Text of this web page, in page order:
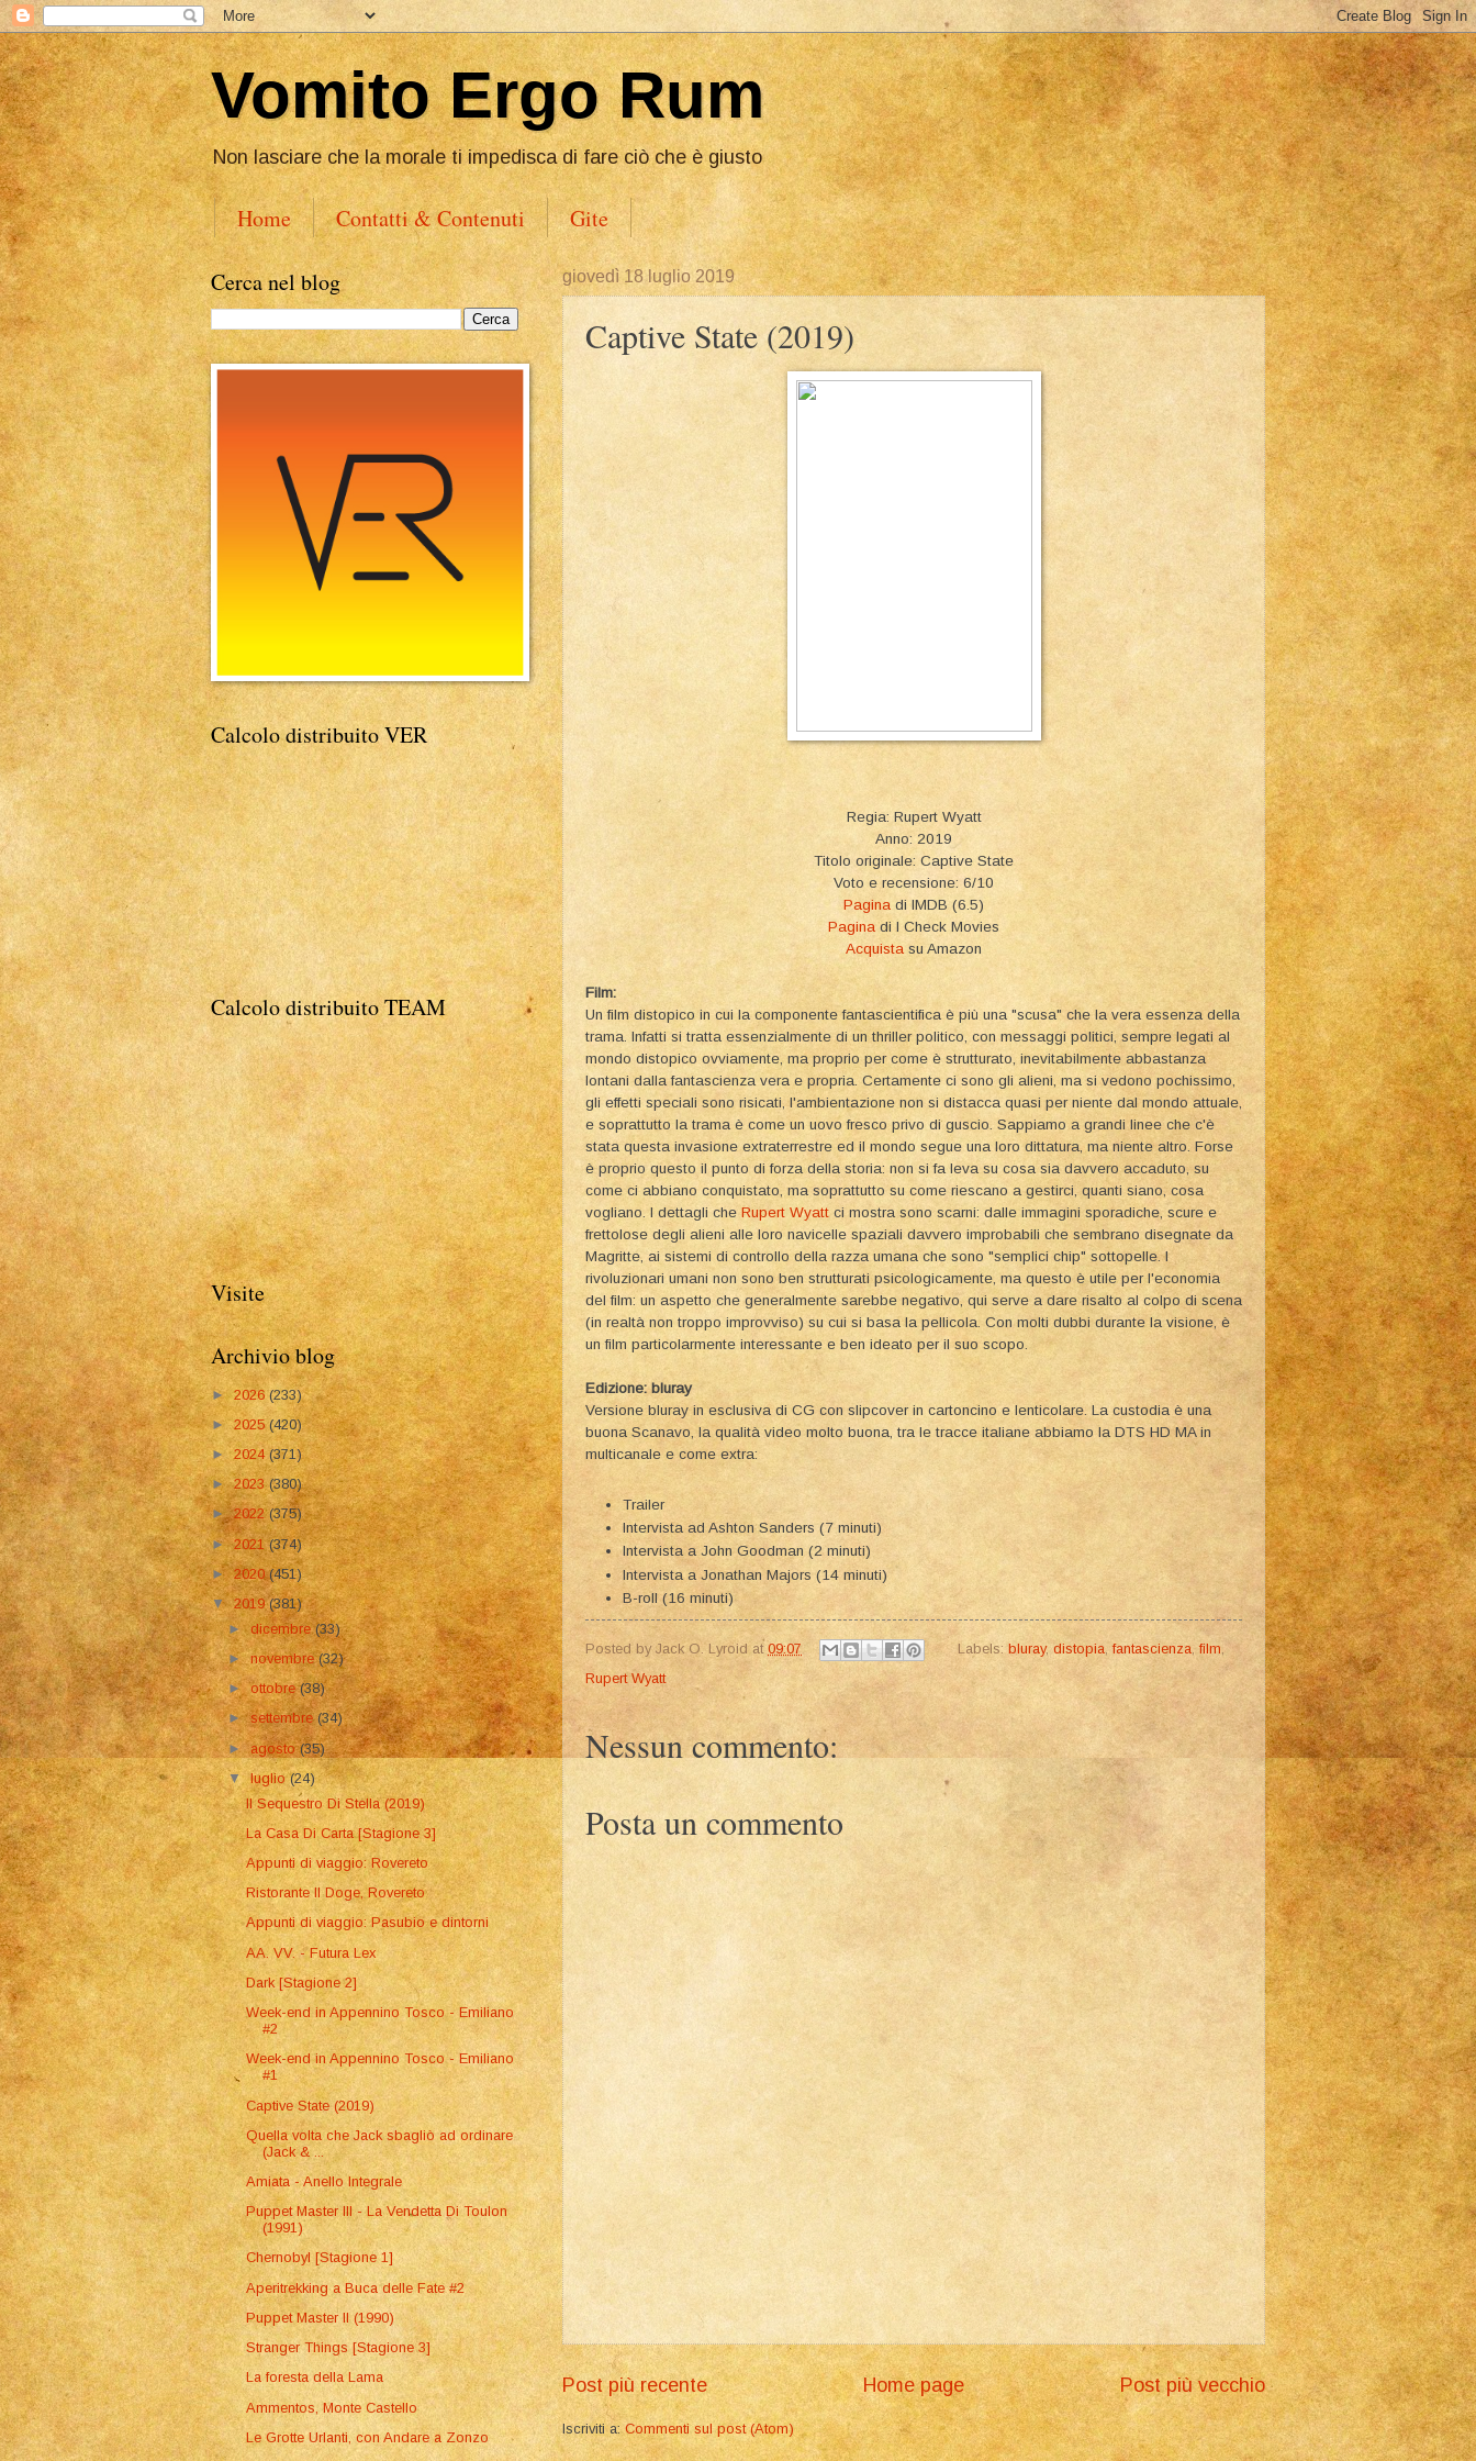
Vomito Ergo Rum
Non lasciare che la morale ti impedisca di fare ciò che è giusto
Home Contatti & Contenuti Gite
giovedì 18 luglio 2019
Captive State (2019)
Regia: Rupert Wyatt
Anno: 2019
Titolo originale: Captive State
Voto e recensione: 6/10
Pagina di IMDB (6.5)
Pagina di I Check Movies
Acquista su Amazon
Film:
Un film distopico in cui la componente fantascientifica è più una "scusa" che la vera essenza della
trama. Infatti si tratta essenzialmente di un thriller politico, con messaggi politici, sempre legati al
mondo distopico ovviamente, ma proprio per come è strutturato, inevitabilmente abbastanza
lontani dalla fantascienza vera e propria. Certamente ci sono gli alieni, ma si vedono pochissimo,
gli effetti speciali sono risicati, l'ambientazione non si distacca quasi per niente dal mondo attuale,
e soprattutto la trama è come un uovo fresco privo di guscio. Sappiamo a grandi linee che c'è
stata questa invasione extraterrestre ed il mondo segue una loro dittatura, ma niente altro. Forse
è proprio questo il punto di forza della storia: non si fa leva su cosa sia davvero accaduto, su
come ci abbiano conquistato, ma soprattutto su come riescano a gestirci, quanti siano, cosa
vogliano. I dettagli che Rupert Wyatt ci mostra sono scarni: dalle immagini sporadiche, scure e
frettolose degli alieni alle loro navicelle spaziali davvero improbabili che sembrano disegnate da
Magritte, ai sistemi di controllo della razza umana che sono "semplici chip" sottopelle. I
rivoluzionari umani non sono ben strutturati psicologicamente, ma questo è utile per l'economia
del film: un aspetto che generalmente sarebbe negativo, qui serve a dare risalto al colpo di scena
(in realtà non troppo improvviso) su cui si basa la pellicola. Con molti dubbi durante la visione, è
un film particolarmente interessante e ben ideato per il suo scopo.
Edizione: bluray
Versione bluray in esclusiva di CG con slipcover in cartoncino e lenticolare. La custodia è una
buona Scanavo, la qualità video molto buona, tra le tracce italiane abbiamo la DTS HD MA in
multicanale e come extra:
Trailer
Intervista ad Ashton Sanders (7 minuti)
Intervista a John Goodman (2 minuti)
Intervista a Jonathan Majors (14 minuti)
B-roll (16 minuti)
Posted by Jack O. Lyroid at 09:07 Labels: bluray,distopia ,fantascienza ,film
Rupert Wyatt
Nessun commento:
Posta un commento
Post più recente Post più vecchio
Home page
Iscriviti a:Commenti sul post (Atom)
Cerca nel blog
Calcolo distribuito VER
Calcolo distribuito TEAM
Visite
Archivio blog
► 2026(233)
►2025(420)
►2024 (371)
►2023(380)
►2022 (375)
►2021(374)
►2020(451)
▼2019(381)
►dicembre(33)
►novembre(32)
►ottobre(38)
►settembre(34)
►agosto(35)
▼luglio(24)
Il Sequestro Di Stella (2019)
La Casa Di Carta [Stagione 3]
Appunti di viaggio: Rovereto
Ristorante Il Doge, Rovereto
Appunti di viaggio: Pasubio e dintorni
AA. VV. - Futura Lex
Dark [Stagione 2]
Week-end in Appennino Tosco - Emiliano
#2
Week-end in Appennino Tosco - Emiliano
#1
Captive State (2019)
Quella volta che Jack sbagliò ad ordinare
(Jack & ...
Amiata - Anello Integrale
Puppet Master III - La Vendetta Di Toulon
(1991)
Chernobyl [Stagione 1]
Aperitrekking a Buca delle Fate #2
Puppet Master II (1990)
Stranger Things [Stagione 3]
La foresta della Lama
Ammentos, Monte Castello
Le Grotte Urlanti, con Andare a Zonzo